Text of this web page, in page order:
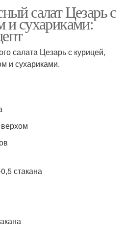
салат Цезарь с
и сухариками:
салата Цезарь с курицей,
и сухариками.
стакана